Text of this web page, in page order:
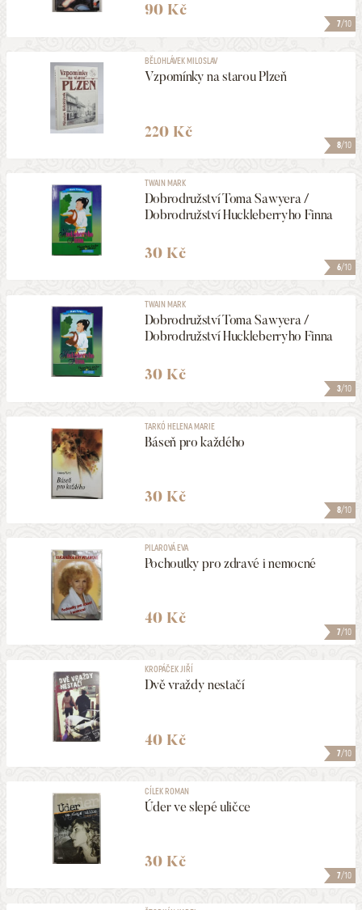
7/10
90 Kč
8/10
BĚLOHLÁVEK MILOSLAV
Vzpomínky na starou Plzeň
220 Kč
6/10
TWAIN MARK
Dobrodružství Toma Sawyera /
Dobrodružství Huckleberryho Finna
30 Kč
3/10
TWAIN MARK
Dobrodružství Toma Sawyera /
Dobrodružství Huckleberryho Finna
30 Kč
8/10
TARKÓ HELENA MARIE
Báseň pro každého
30 Kč
7/10
PILAROVÁ EVA
Pochoutky pro zdravé i nemocné
40 Kč
7/10
KROPÁČEK JIŘÍ
Dvě vraždy nestačí
40 Kč
7/10
CÍLEK ROMAN
Úder ve slepé uličce
30 Kč